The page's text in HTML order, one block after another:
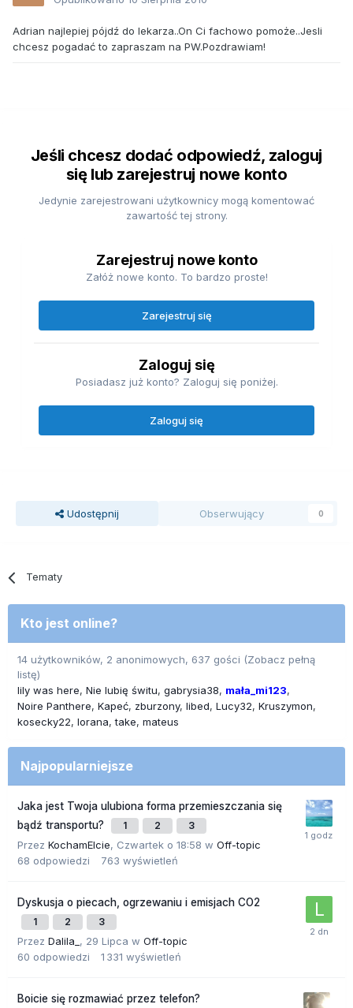
Adrian najlepiej pójdź do lekarza..On Ci fachowo pomoże..Jesli
chcesz pogadać to zapraszam na PW.Pozdrawiam!
Jeśli chcesz dodać odpowiedź, zaloguj
się lub zarejestruj nowe konto
Jedynie zarejestrowani użytkownicy mogą komentować
zawartość tej strony.
Zarejestruj nowe konto
Załóż nowe konto. To bardzo proste!
Zarejestruj się
Zaloguj się
Posiadasz już konto? Zaloguj się poniżej.
Zaloguj się
Udostępnij Obserwujący 0
Tematy
Kto jest online?
14 użytkowników, 2 anonimowych, 637 gości (Zobacz pełną
listę)
lily was here Nie lubię świtu gabrysia38
mała_mi123
Noire Panthere Kapeć zburzony libed Lucy32 Kruszymon
kosecky22 lorana take mateus
Najpopularniejsze
Jaka jest Twoja ulubiona forma przemieszczania się
bądź transportu?
1 2 3
Przez KochamElcie, Czwartek o 18:58 w Off-topic
68 odpowiedzi 763 wyświetleń
Dyskusja o piecach, ogrzewaniu i emisjach CO2
1 2 3
Przez Dalila_ , 29 Lipca w Off-topic
60 odpowiedzi 1 331 wyświetleń
Boicie się rozmawiać przez telefon?